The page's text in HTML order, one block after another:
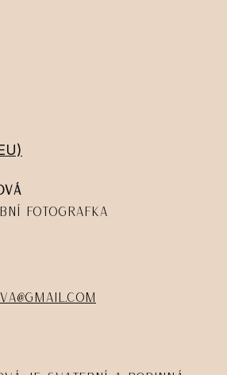
fotografka